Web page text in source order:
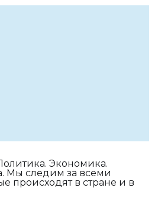
Экономика.
Мы следим за всеми
происходят в стране и в